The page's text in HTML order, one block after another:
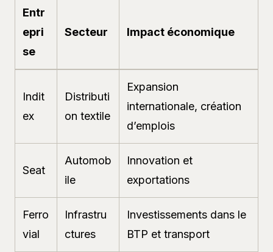
Entr
epri
se
Secteur Impact économique
Indit
ex
Distributi
on textile
Expansion
internationale, création
d’emplois
Seat
Automob
ile
Innovation et
exportations
Ferro
vial
Infrastru
ctures
Investissements dans le
BTP et transport